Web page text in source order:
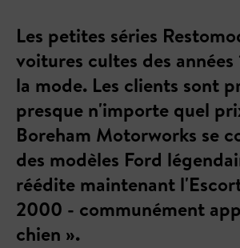
Les petites séries
voitures cultes des années
la mode. Les clients sont
presque n'importe quel
Boreham Motorworks se
des modèles Ford
réédite maintenant
2000 - communément
chien ».